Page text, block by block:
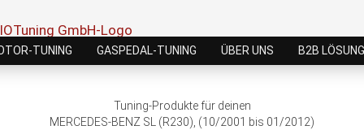
TUNING GASPEDAL-TUNING ÜBER UNS B2B
Tuning-Produkte für deinen
MERCEDES-BENZ SL (R230), (10/2001 bis 01/2012)